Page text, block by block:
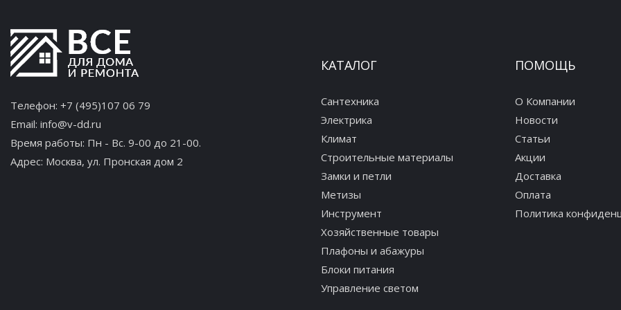
Телефон: +7 (495)107 06 79
Email: info@v-dd.ru
Время работы: Пн - Вс. 9-00 до 21-00.
Адрес: Москва, ул. Пронская дом 2
КАТАЛОГ
Сантехника
Электрика
Климат
Строительные материалы
Замки и петли
Метизы
Инструмент
Хозяйственные товары
Плафоны и абажуры
Блоки питания
Управление светом
ПОМОЩЬ
О Компании
Новости
Статьи
Акции
Доставка
Оплата
Политика